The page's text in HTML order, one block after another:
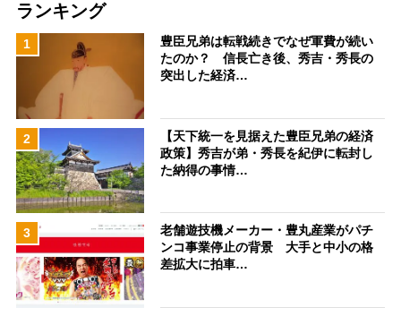
ランキング
1
豊臣兄弟は転戦続きでなぜ軍費が続い
たのか？ 信長亡き後、秀吉・秀長の
突出した経済…
2
【天下統一を見据えた豊臣兄弟の経済
政策】秀吉が弟・秀長を紀伊に転封し
た納得の事情…
3
老舗遊技機メーカー・豊丸産業がパチ
ンコ事業停止の背景 大手と中小の格
差拡大に拍車…